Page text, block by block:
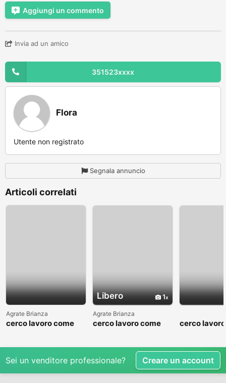
Aggiungi un commento
Invia ad un amico
351523xxxx
Flora
Utente non registrato
Segnala annuncio
Articoli correlati
Agrate Brianza
cerco lavoro come
Libero 1
Agrate Brianza
cerco lavoro come
cerco
Sei un venditore professionale? Creare un account